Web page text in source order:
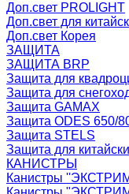
Доп.свет PROLIGHT
Доп.свет для
Доп.свет Корея
ЗАЩИТА
ЗАЩИТА BRP
Защита для
Защита для
Защита GAMAX
Защита ODES 650/
Защита STELS
Защита для
КАНИСТРЫ
Канистры